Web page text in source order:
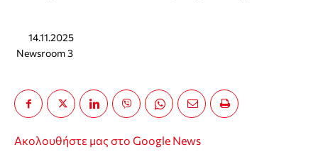
14.11.2025
Newsroom 3
Ακολουθήστε μας στο Google News